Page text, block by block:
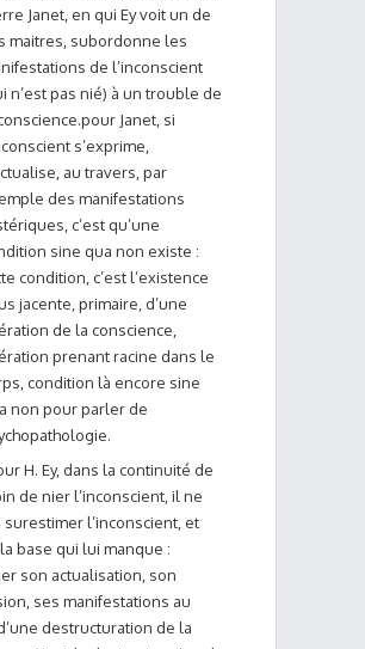
Janet, en qui Ey voit un de
maitres, subordonne les
de l’inconscient
n’est pas nié) à un trouble de
Janet, si
s’exprime,
au travers, par
des manifestations
c’est qu’une
sine qua non existe :
condition, c’est l’existence
jacente, primaire, d’une
de la conscience,
prenant racine dans le
condition là encore sine
non pour parler de
H. Ey, dans la continuité de
de nier l’inconscient, il ne
surestimer l’inconscient, et
base qui lui manque :
son actualisation, son
ses manifestations au
destructuration de la